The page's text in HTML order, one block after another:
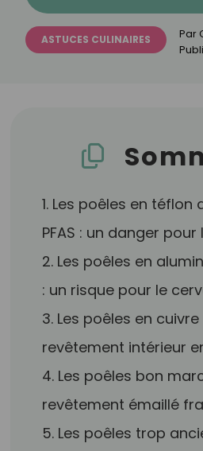
ASTUCES CULINAIRES Par
1. Les poêles en téflon
PFAS : un danger
2. Les poêles en
: un risque pour le
3. Les poêles en
revêtement intérieur
4. Les poêles bon
revêtement émaillé
5. Les poêles trop